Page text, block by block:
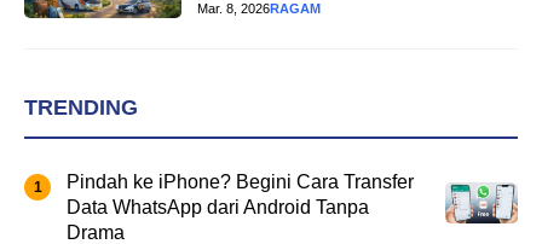
Mar. 8, 2026RAGAM
TRENDING
Pindah ke iPhone? Begini Cara Transfer
Data WhatsApp dari Android Tanpa
Drama